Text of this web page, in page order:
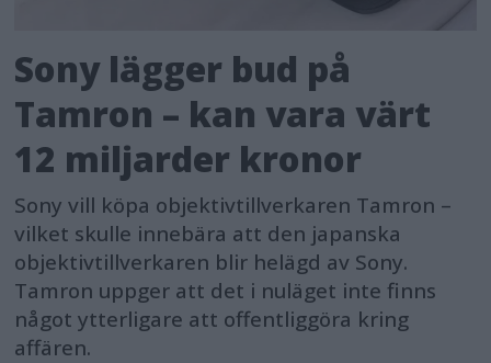
Sony lägger bud på
Tamron – kan vara värt
12 miljarder kronor
Sony vill köpa objektivtillverkaren Tamron –
vilket skulle innebära att den japanska
objektivtillverkaren blir helägd av Sony.
Tamron uppger att det i nuläget inte finns
något ytterligare att offentliggöra kring
affären.